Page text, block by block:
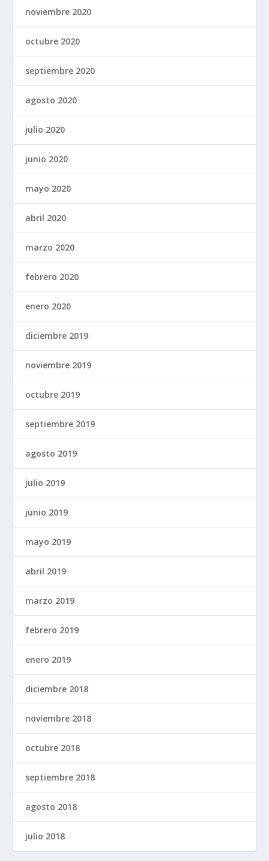
noviembre 2020
octubre 2020
septiembre 2020
agosto 2020
julio 2020
junio 2020
mayo 2020
abril 2020
marzo 2020
febrero 2020
enero 2020
diciembre 2019
noviembre 2019
octubre 2019
septiembre 2019
agosto 2019
julio 2019
junio 2019
mayo 2019
abril 2019
marzo 2019
febrero 2019
enero 2019
diciembre 2018
noviembre 2018
octubre 2018
septiembre 2018
agosto 2018
julio 2018